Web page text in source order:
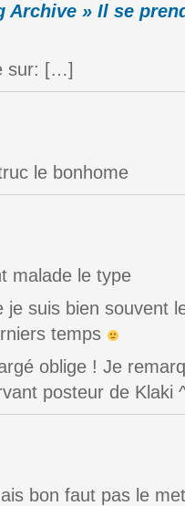
Archive » Il se
sur: […]
le bonhome
malade le type
je suis bien souvent
temps
oblige ! Je
posteur de Klaki
bon faut pas le